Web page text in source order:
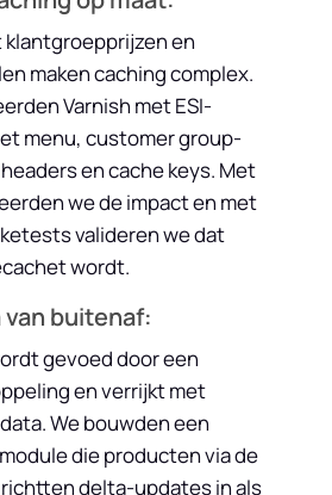
klantgroepprijzen en
maken caching complex.
Varnish met ESI-
menu, customer group-
en cache keys. Met
we de impact en met
valideren we dat
wordt.
buitenaf:
gevoed door een
en verrijkt met
We bouwden een
die producten via de
richtten delta-updates in als